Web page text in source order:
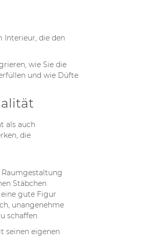
HOLZIG
4228 Ansichten
moderne Parfümerie
Duftstile –
und...
more
Interieur, die den
wie Sie die
und wie Düfte
als auch
die
Stäbchen
gute Figur
unangenehme
schaffen.
seinen eigenen